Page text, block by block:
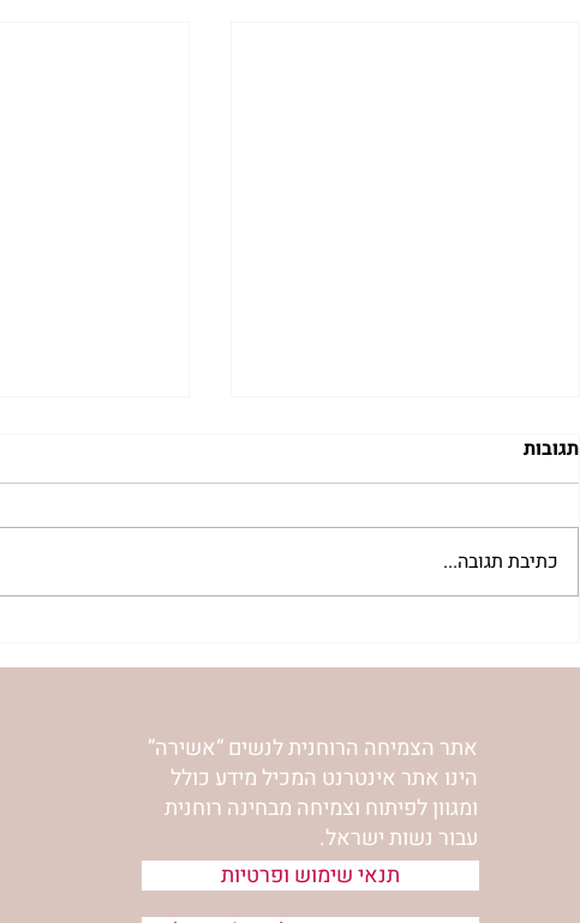
שיעור לט"ו באב | הר' ימימה
השיעור לתשעה
תגובות
כתיבת תגובה...
אתר הצמיחה הרוחנית לנשים “אשירה”
הינו אתר אינטרנט המכיל מידע כולל
ומגוון לפיתוח וצמיחה מבחינה רוחנית
עבור נשות ישראל.
תנאי שימוש ופרטיות